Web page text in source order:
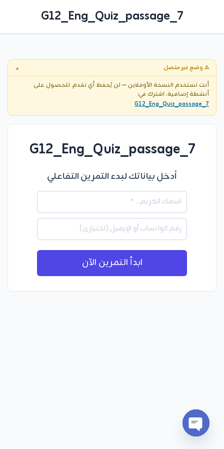
G12_Eng_Quiz_passage_7
⚠️ وضع غير متصل ▼
أنت تستخدم النسخة الأوفلاين — لن يُحفظ أي تقدم. للحصول على
أنشطة إضافية، اشترك في:
G12_Eng_Quiz_passage_7
G12_Eng_Quiz_passage_7
أدخل بياناتك لبدء التمرين التفاعلي
ابدأ التمرين الآن